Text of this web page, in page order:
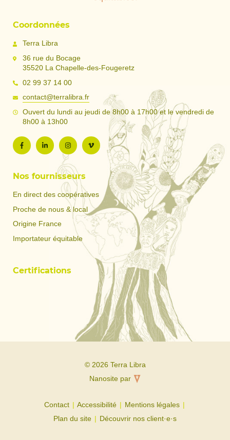
Coordonnées
Terra Libra
36 rue du Bocage
35520 La Chapelle-des-Fougeretz
02 99 37 14 00
contact@terralibra.fr
Ouvert du lundi au jeudi de 8h00 à 17h00 et le vendredi de
8h00 à 13h00
Nos fournisseurs
En direct des coopératives
Proche de nous & local
Origine France
Importateur équitable
Certifications
© 2026 Terra Libra
Nanosite par
Contact Accessibilité
Mentions légales
Plan du site
Découvrir nos client·e·s